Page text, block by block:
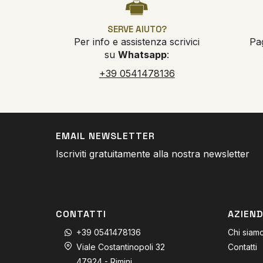
SERVE AIUTO?
Per info e assistenza scrivici
suWhatsapp:
+39 0541478136
EMAIL NEWSLETTER
Iscriviti gratuitamente alla nostra newsletter
CONTATTI
+39 0541478136
Viale Costantinopoli 32
Chi
Contatti